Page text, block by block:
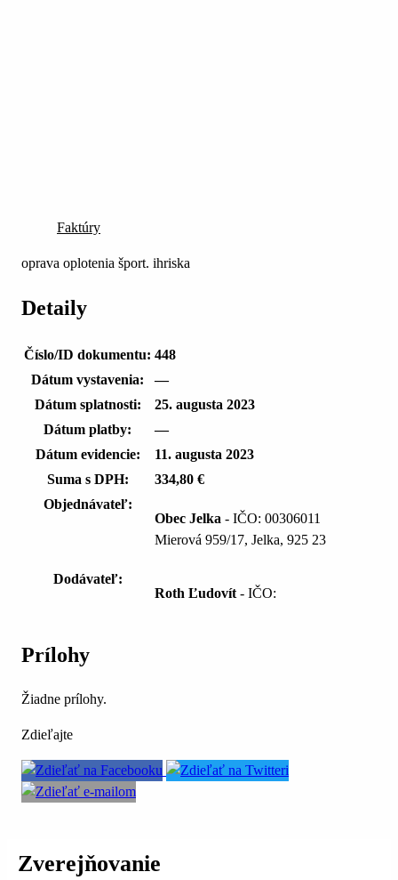
Faktúry
oprava oplotenia šport. ihriska
Detaily
Číslo/ID dokumentu: 448
Dátum vystavenia:
—
Dátum splatnosti:
25. augusta 2023
Dátum platby:
—
Dátum evidencie:
11. augusta 2023
Suma s DPH:
334,80 €
Objednávateľ:
Obec Jelka - IČO: 00306011
Mierová 959/17, Jelka, 925 23
Dodávateľ:
Roth Ľudovít - IČO:
Prílohy
Žiadne prílohy.
Zdieľajte
Zverejňovanie